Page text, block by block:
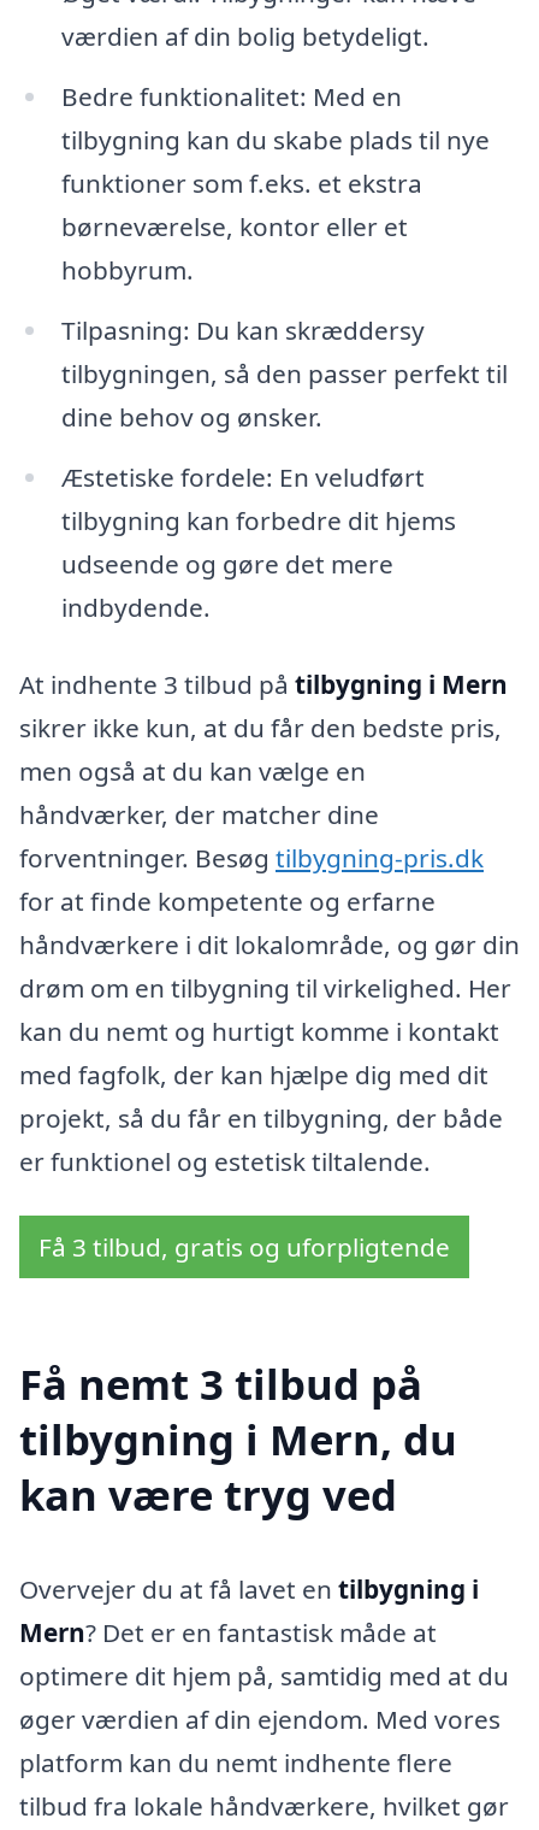
værdien af din bolig betydeligt.
Bedre funktionalitet: Med en
tilbygning kan du skabe plads til nye
funktioner som f.eks. et ekstra
børneværelse, kontor eller et
hobbyrum.
Tilpasning: Du kan skræddersy
tilbygningen, så den passer perfekt til
dine behov og ønsker.
Æstetiske fordele: En veludført
tilbygning kan forbedre dit hjems
udseende og gøre det mere
indbydende.
At indhente 3 tilbud på tilbygning i Mern
sikrer ikke kun, at du får den bedste pris,
men også at du kan vælge en
håndværker, der matcher dine
forventninger. Besøg tilbygning-pris.dk
for at finde kompetente og erfarne
håndværkere i dit lokalområde, og gør din
drøm om en tilbygning til virkelighed. Her
kan du nemt og hurtigt komme i kontakt
med fagfolk, der kan hjælpe dig med dit
projekt, så du får en tilbygning, der både
er funktionel og estetisk tiltalende.
Få 3 tilbud, gratis og uforpligtende
Få nemt 3 tilbud på
tilbygning i Mern, du
kan være tryg ved
Overvejer du at få lavet en tilbygning i
Mern? Det er en fantastisk måde at
optimere dit hjem på, samtidig med at du
øger værdien af din ejendom. Med vores
platform kan du nemt indhente flere
tilbud fra lokale håndværkere, hvilket gør